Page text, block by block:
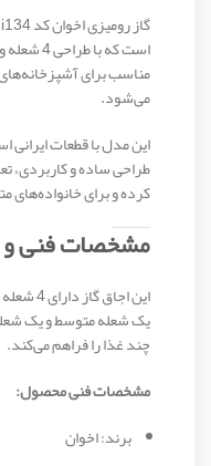
است که
مناسب برای
می‌شود.
این مدل با قطعات ایرانی
طراحی ساده و کاربردی،
کرده و برای خانواده‌های
مشخصات فنی و
این
یک شعله متوسط و یک
چند غذا را فراهم می‌کند.
مشخصات فنی محصول:
برند: اخوان